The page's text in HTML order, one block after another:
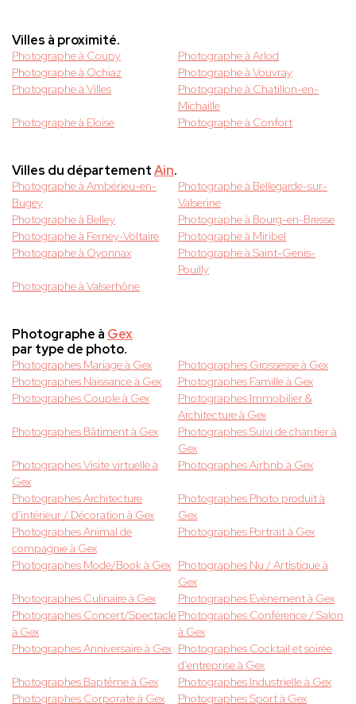
Villes à proximité.
Photographe à Coupy
Photographe à Arlod
Photographe à Ochiaz
Photographe à Vouvray
Photographe à Villes
Photographe à Chatillon-en-
Michaille
Photographe à Eloise
Photographe à Confort
Villes du départementAin.
Photographe à Ambérieu-en-
Bugey
Photographe à Bellegarde-sur-
Valserine
Photographe à Belley
Photographe à Bourg-en-Bresse
Photographe à Ferney-Voltaire
Photographe à Miribel
Photographe à Oyonnax
Photographe à Saint-Genis-
Pouilly
Photographe à Valserhône
Photographe à Gex
par type de photo.
Photographes Mariage à Gex
Photographes Grossesse à Gex
Photographes Naissance à Gex
Photographes Famille à Gex
Photographes Couple à Gex
Photographes Immobilier &
Architecture à Gex
Photographes Bâtiment à Gex
Photographes Suivi de chantier à
Gex
Photographes Visite virtuelle à
Gex
Photographes Airbnb à Gex
Photographes Architecture
d'intérieur / Décoration à Gex
Photographes Photo produit à
Gex
Photographes Animal de
compagnie à Gex
Photographes Portrait à Gex
Photographes Mode/Book à Gex Photographes Nu / Artistique à
Gex
Photographes Culinaire à Gex
Photographes Evènement à Gex
Photographes Concert/Spectacle
à Gex
Photographes Conférence / Salon
à Gex
Photographes Anniversaire à Gex Photographes Cocktail et soirée
d'entreprise à Gex
Photographes Baptême à Gex
Photographes Industrielle à Gex
Photographes Corporate à Gex
Photographes Sport à Gex